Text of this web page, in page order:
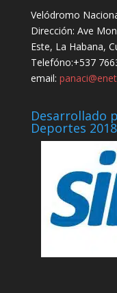
Velódromo
Dirección: Ave
Este, La Habana,
Telefóno:+537
email:
Deportes 2018